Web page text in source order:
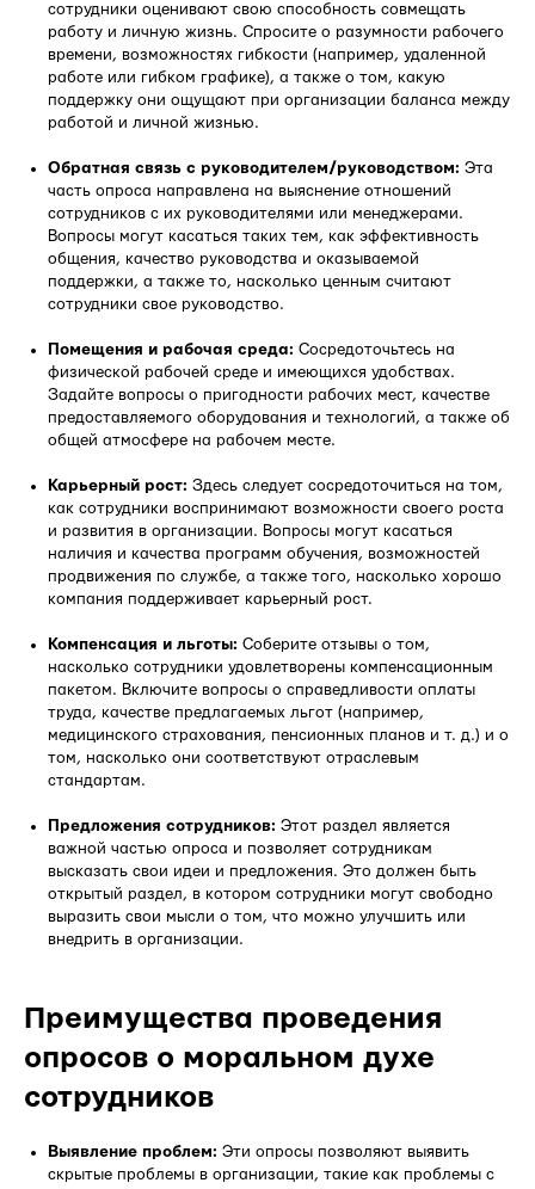
сотрудники оценивают свою способность совмещать
работу и личную жизнь. Спросите о разумности рабочего
времени, возможностях гибкости (например, удаленной
работе или гибком графике), а также о том, какую
поддержку они ощущают при организации баланса между
работой и личной жизнью.
Обратная связь с руководителем/руководством: Эта
часть опроса направлена на выяснение отношений
сотрудников с их руководителями или менеджерами.
Вопросы могут касаться таких тем, как эффективность
общения, качество руководства и оказываемой
поддержки, а также то, насколько ценным считают
сотрудники свое руководство.
Помещения и рабочая среда: Сосредоточьтесь на
физической рабочей среде и имеющихся удобствах.
Задайте вопросы о пригодности рабочих мест, качестве
предоставляемого оборудования и технологий, а также об
общей атмосфере на рабочем месте.
Карьерный рост: Здесь следует сосредоточиться на том,
как сотрудники воспринимают возможности своего роста
и развития в организации. Вопросы могут касаться
наличия и качества программ обучения, возможностей
продвижения по службе, а также того, насколько хорошо
компания поддерживает карьерный рост.
Компенсация и льготы: Соберите отзывы о том,
насколько сотрудники удовлетворены компенсационным
пакетом. Включите вопросы о справедливости оплаты
труда, качестве предлагаемых льгот (например,
медицинского страхования, пенсионных планов и т. д.) и о
том, насколько они соответствуют отраслевым
стандартам.
Предложения сотрудников: Этот раздел является
важной частью опроса и позволяет сотрудникам
высказать свои идеи и предложения. Это должен быть
открытый раздел, в котором сотрудники могут свободно
выразить свои мысли о том, что можно улучшить или
внедрить в организации.
Преимущества проведения
опросов о моральном духе
сотрудников
Выявление проблем: Эти опросы позволяют выявить
скрытые проблемы в организации, такие как проблемы с